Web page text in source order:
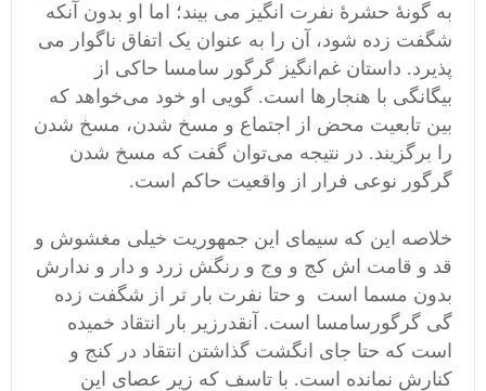
به گونۀ حشرۀ نفرت انگیز می بیند؛ اما او بدون آنکه
شگفت زده شود، آن را به عنوان یک اتفاق ناگوار می
پذیرد. داستان غم‌انگیز گرگور سامسا حاکی از
بیگانگی با هنجارها است. گویی او خود می‌خواهد که
بین تابعیت محض از اجتماع و مسخ شدن، مسخ شدن
را برگزیند. در نتیجه می‌توان گفت که مسخ شدن
گرگور نوعی فرار از واقعیت حاکم است.
خلاصه این که سیمای این جمهوریت خیلی مغشوش و
قد و قامت اش کج و وج و رنگش زرد و دار و ندارش
بدون مسما است و حتا نفرت بار تر از شگفت زده
گی گرگورسامسا است. آنقدرزیر بار انتقاد خمیده
است که حتا جای انگشت گذاشتن انتقاد در کنج و
کنارش نمانده است. با تاسف که زیر عصای این